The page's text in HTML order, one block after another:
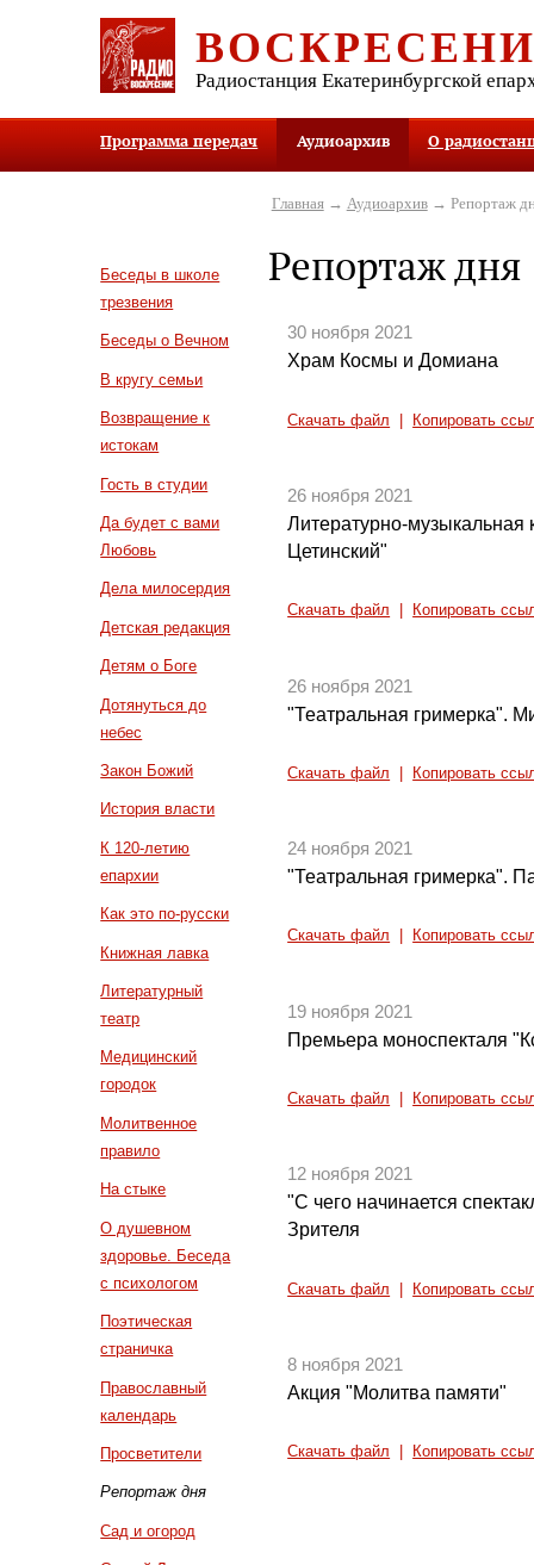
Радиостанция Екатеринбургской
Программа передач Аудиоархив О
Беседы в школе
трезвения
Беседы о Вечном
В кругу семьи
Возвращение к
истокам
Гость в студии
Да будет с вами
Любовь
Дела милосердия
Детская редакция
Детям о Боге
Дотянуться до
небес
Закон Божий
История власти
К 120-летию
епархии
Как это по-русски
Книжная лавка
Литературный
театр
Медицинский
городок
Молитвенное
правило
На стыке
О душевном
здоровье. Беседа
с психологом
Поэтическая
страничка
Православный
календарь
Просветители
Репортаж дня
Сад и огород
Главная→ Аудиоархив→ Репортаж
Репортаж дня
30 ноября 2021
Храм Космы и Домиана
Скачать файл Копировать
26 ноября 2021
Литературно-
Цетинский"
Скачать файл Копировать
26 ноября 2021
"Театральная гримерка".
Скачать файл Копировать
24 ноября 2021
"Театральная гримерка".
Скачать файл Копировать
19 ноября 2021
Премьера моноспекталя
Скачать файл Копировать
12 ноября 2021
"С чего начинается
Зрителя
Скачать файл Копировать
8 ноября 2021
Акция "Молитва памяти"
Скачать файл Копировать